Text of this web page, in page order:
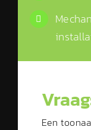
Een